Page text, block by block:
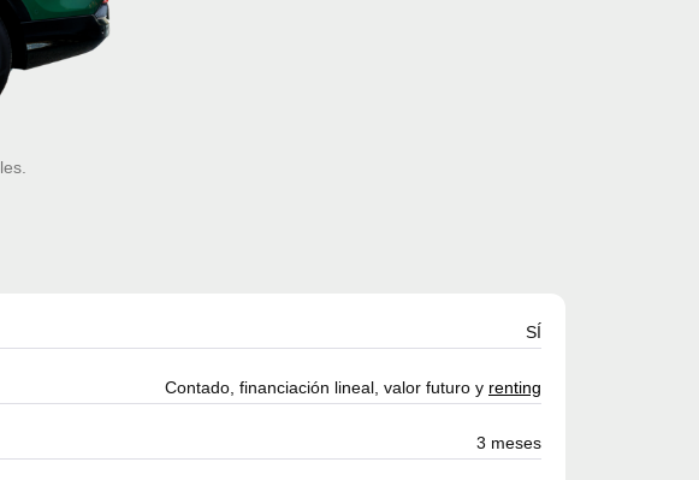
SÍ
Contado, financiación lineal, valor futuro y renting
3 meses